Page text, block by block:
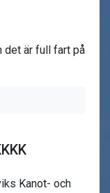
det är full fart på
Kanot- och